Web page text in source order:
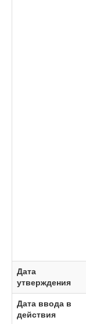
Дата
утверждения
Дата ввода в
действия